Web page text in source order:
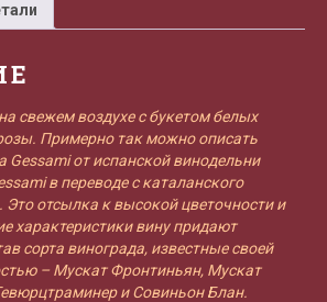
свежем воздухе с букетом белых
Примерно так можно описать
Gessami от испанской винодельни
в переводе с каталанского
Это отсылка к высокой цветочности и
характеристики вину придают
сорта винограда, известные своей
– Мускат Фронтиньян, Мускат
и Совиньон Блан.